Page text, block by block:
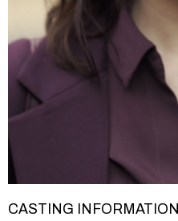
CASTING INFORMATION